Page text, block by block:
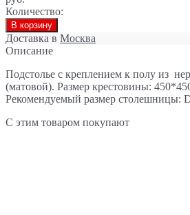
Количество:
В корзину
Доставка в Москва
Описание
Подстолье с креплением к полу из
(матовой). Размер крестовины:
Рекомендуемый размер столешницы:
С этим товаром покупают